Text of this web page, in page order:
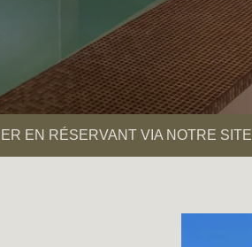
EN RÉSERVANT VIA NOTRE